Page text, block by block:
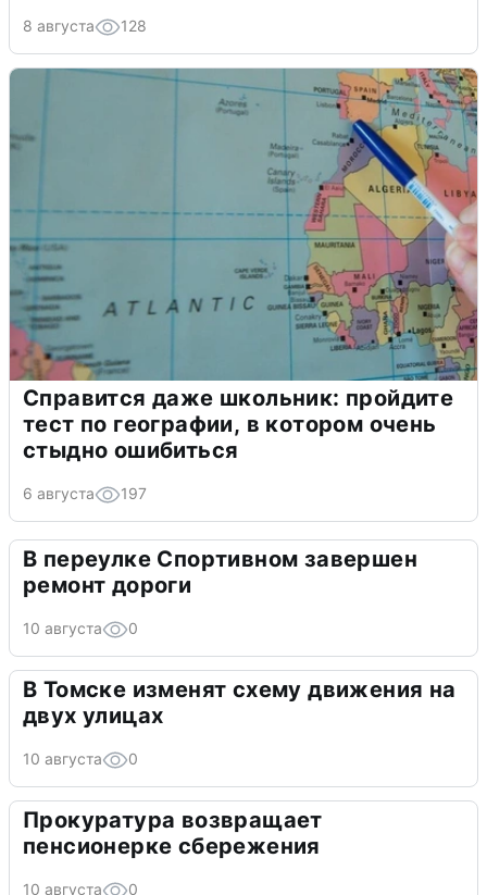
8 августа 128
Справится даже школьник: пройдите
тест по географии, в котором очень
стыдно ошибиться
6 августа 197
В переулке Спортивном завершен
ремонт дороги
10 августа 0
В Томске изменят схему движения на
двух улицах
10 августа 0
Прокуратура возвращает
пенсионерке сбережения
10 августа 0